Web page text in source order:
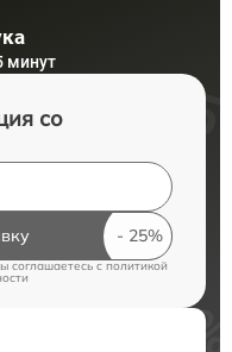
минут
со
соглашаетесь cполитикой